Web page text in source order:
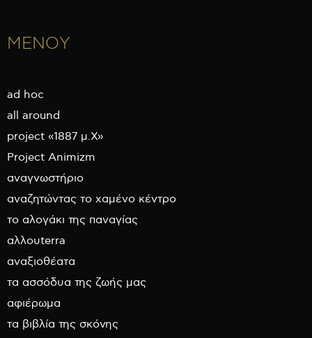
ΜΕΝΟΥ
ad hoc
all around
project «1887 μ.Χ»
Project Animizm
αναγνωστήριο
αναζητώντας το χαμένο κέντρο
το αλογάκι της παναγίας
αλλουterra
αναξιοθέατα
τα ασσόδυα της ζωής μας
αφιέρωμα
τα βιβλία της σκόνης